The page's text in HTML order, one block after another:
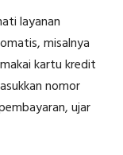
layanan
misalnya
kartu kredit
nomor
ujar